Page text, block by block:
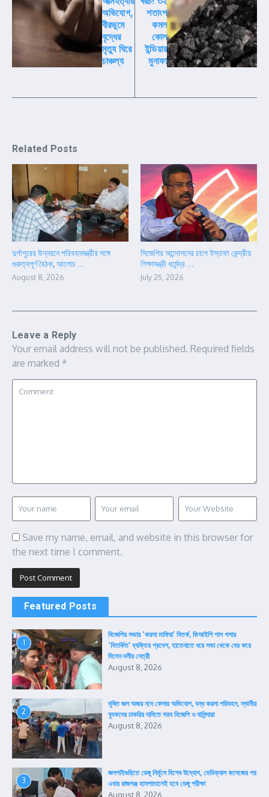
অভিযোগ,
বীরভূমে
বৃদ্ধের
মৃত্যু ঘিরে
চাঞ্চল্য
শতাংশ
কমল
কোল
ইন্ডিয়ার
মুনাফা
Related Posts
দুর্গাপুরের উন্নয়নে পরিবহনমন্ত্রীর সঙ্গে
গুরুত্বপূর্ণ বৈঠক, আলোচ ...
August 8, 2026
সিজেপির আন্দোলনের চাপে ইস্তফা কেন্দ্রীয়
শিক্ষামন্ত্রী ধর্মেন্দ্র ...
July 25, 2026
Leave a Reply
Your email address will not be published. Required fields
are marked *
Save my name, email, and website in this browser for
the next time I comment.
Featured Posts
1
বিজেপির সভায় ‘কয়লা মাফিয়া’ বিতর্ক, ভিআইপি পাস গলায়
‘বিতর্কিত’ ব্যক্তির প্রবেশ, হাতেনাতে ধরে সভা থেকে বের করে
দিলেন দলীয় নেত্রী
August 8, 2026
2
দূষিত জল অজয় নদে ফেলার অভিযোগ, বন্ধ কয়লা পরিবহন, স্থানীয়
যুবকদের চাকরির দাবিতে সরব বিজেপি ও বাসিন্দারা
August 8, 2026
3
জলপাইগুড়িতে ডেঙ্গু নির্মূলে বিশেষ উদ্যোগ, মেডিক্যাল কলেজের পর
এবার রাজগঞ্জ হাসপাতালেই হবে ডেঙ্গু পরীক্ষা
August 8, 2026